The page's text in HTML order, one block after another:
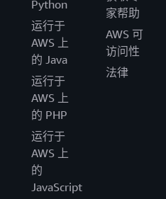
Python
运行于
AWS 上
的 Java
运行于
AWS 上
的 PHP
运行于
AWS 上
的
JavaScript
家帮助
AWS 可
访问性
法律